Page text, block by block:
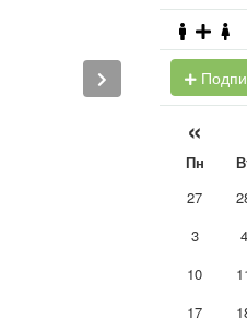
«
Пн
27
3
4
10
17